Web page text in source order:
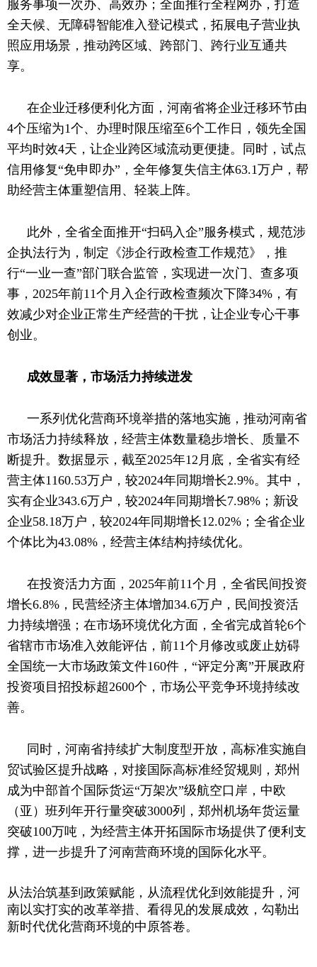
服务事项一次办、高效办；全面推行全程网办，打造
全天候、无障碍智能准入登记模式，拓展电子营业执
照应用场景，推动跨区域、跨部门、跨行业互通共
享。
在企业迁移便利化方面，河南省将企业迁移环节由
4个压缩为1个、办理时限压缩至6个工作日，领先全国
平均时效4天，让企业跨区域流动更便捷。同时，试点
信用修复“免申即办”，全年修复失信主体63.1万户，帮
助经营主体重塑信用、轻装上阵。
此外，全省全面推开“扫码入企”服务模式，规范涉
企执法行为，制定《涉企行政检查工作规范》，推
行“一业一查”部门联合监管，实现进一次门、查多项
事，2025年前11个月入企行政检查频次下降34%，有
效减少对企业正常生产经营的干扰，让企业专心干事
创业。
成效显著，市场活力持续迸发
一系列优化营商环境举措的落地实施，推动河南省
市场活力持续释放，经营主体数量稳步增长、质量不
断提升。数据显示，截至2025年12月底，全省实有经
营主体1160.53万户，较2024年同期增长2.9%。其中，
实有企业343.6万户，较2024年同期增长7.98%；新设
企业58.18万户，较2024年同期增长12.02%；全省企业
个体比为43.08%，经营主体结构持续优化。
在投资活力方面， 2025年前11个月，全省民间投资
增长6.8%，民营经济主体增加34.6万户，民间投资活
力持续增强；在市场环境优化方面，全省完成首轮6个
省辖市市场准入效能评估，前11个月修改或废止妨碍
全国统一大市场政策文件160件，“评定分离”开展政府
投资项目招投标超2600个，市场公平竞争环境持续改
善。
同时，河南省持续扩大制度型开放，高标准实施自
贸试验区提升战略，对接国际高标准经贸规则，郑州
成为中部首个国际货运“万架次”级航空口岸，中欧
（亚）班列年开行量突破3000列，郑州机场年货运量
突破100万吨，为经营主体开拓国际市场提供了便利支
撑，进一步提升了河南营商环境的国际化水平。
从法治筑基到政策赋能，从流程优化到效能提升，河
南以实打实的改革举措、看得见的发展成效，勾勒出
新时代优化营商环境的中原答卷。